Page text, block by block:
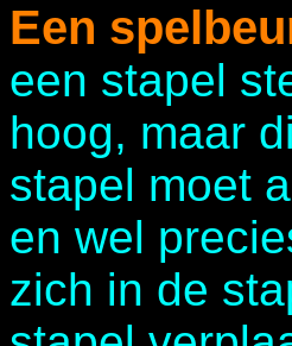
Een
een stapel
hoog, maar
stapel moet
en wel
zich in de